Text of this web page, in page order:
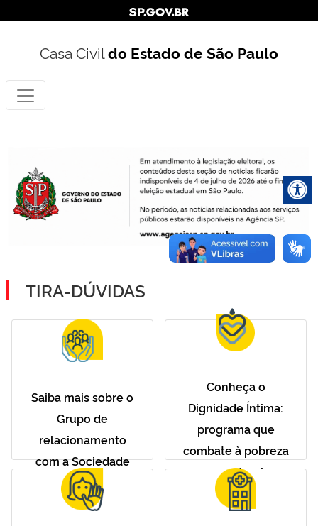
Casa Civildo Estado de São Paulo
TIRA-DÚVIDAS
Saiba mais sobre o
Grupo de
relacionamento
com a Sociedade
Conheça o
Dignidade Íntima:
programa que
combate à pobreza
menstrual